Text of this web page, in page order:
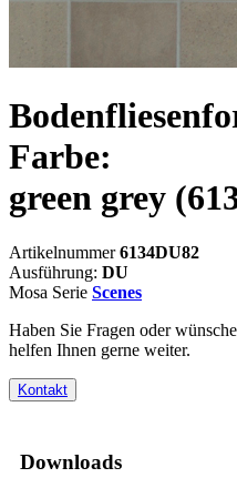
Farbe:
green grey
Artikelnummer6134DU82
Ausführung: DU
Mosa Serie Scenes
Haben Sie Fragen oder
helfen Ihnen gerne weiter.
Kontakt
Downloads